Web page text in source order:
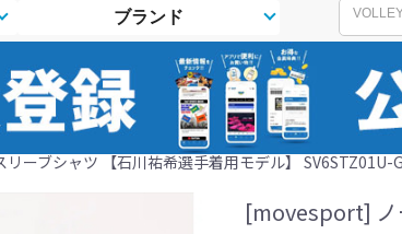
ブランド
ーブシャツ 【石川祐希選手着用モデル】 SV6STZ01U-
[movesport] ノ